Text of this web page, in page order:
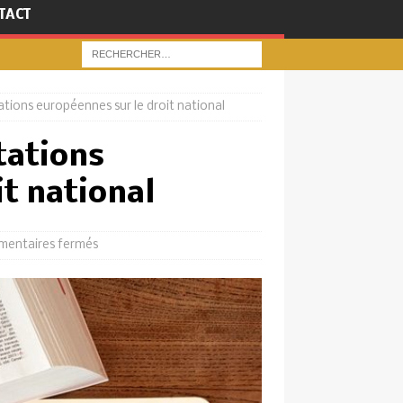
européennes sur le droit national
national
fermés